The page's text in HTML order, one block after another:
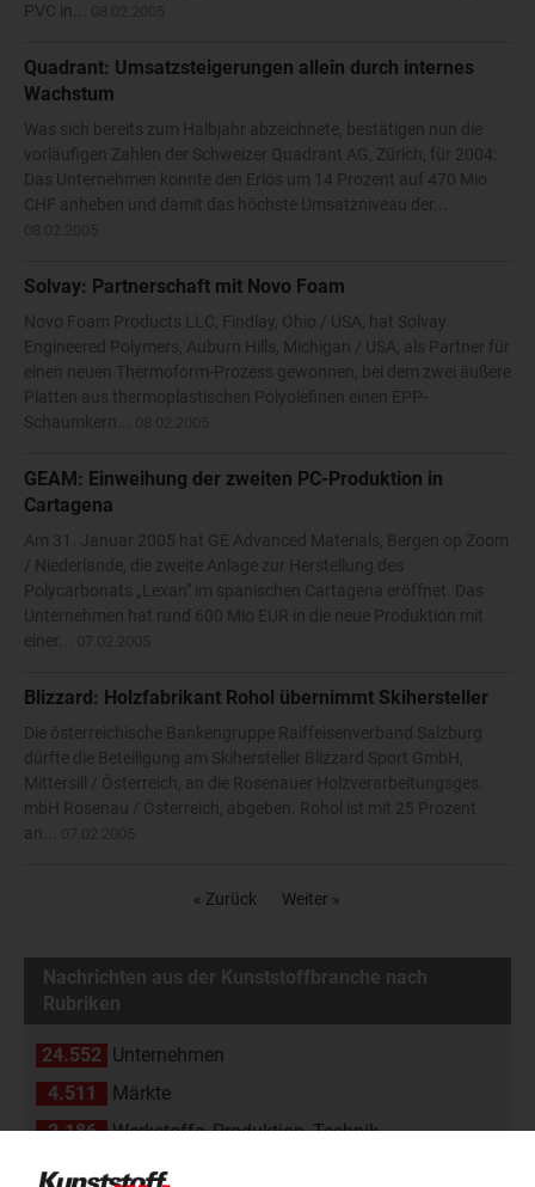
PVC in...
Quadrant: Umsatzsteigerungen allein durch internes
Wachstum
Was sich bereits zum Halbjahr abzeichnete, bestätigen nun die
vorläufigen Zahlen der Schweizer Quadrant AG, Zürich, für 2004:
Das Unternehmen konnte den Erlös um 14 Prozent auf 470 Mio
CHF anheben und damit das höchste Umsatzniveau der...
Solvay: Partnerschaft mit Novo Foam
Novo Foam Products LLC, Findlay, Ohio / USA, hat Solvay
Engineered Polymers, Auburn Hills, Michigan / USA, als Partner für
einen neuen Thermoform-Prozess gewonnen, bei dem zwei äußere
Platten aus thermoplastischen Polyolefinen einen EPP-
Schaumkern...
GEAM: Einweihung der zweiten PC-Produktion in
Cartagena
Am 31. Januar 2005 hat GE Advanced Materials, Bergen op Zoom
/ Niederlande, die zweite Anlage zur Herstellung des
Polycarbonats „Lexan" im spanischen Cartagena eröffnet. Das
Unternehmen hat rund 600 Mio EUR in die neue Produktion mit
einer...
Blizzard: Holzfabrikant Rohol übernimmt Skihersteller
Die österreichische Bankengruppe Raiffeisenverband Salzburg
dürfte die Beteiligung am Skihersteller Blizzard Sport GmbH,
Mittersill / Österreich, an die Rosenauer Holzverarbeitungsges.
mbH Rosenau / Österreich, abgeben. Rohol ist mit 25 Prozent
an...
« Zurück Weiter »
Nachrichten aus der Kunststoffbranche nach
Rubriken
24.552 Unternehmen
4.511
Märkte
2.186
Werkstoffe, Produktion, Technik
108
Management